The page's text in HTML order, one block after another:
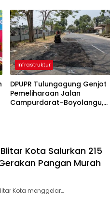
Infrastruktur
DPUPR Tulungagung Genjot
Pemeliharaan Jalan
Campurdarat–Boyolangu,
Kota Salurkan 215
Pangan Murah
Kota menggelar…